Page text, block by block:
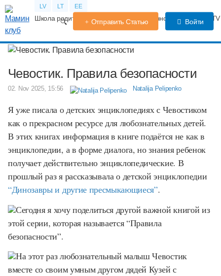
LV LT EE
Школа родителей Календарь беременности Форум
Отправить Статью Войти
Чевостик. Правила безопасности
02. Nov 2025, 15:56 Natalija Pelipenko
Я уже писала о детских энциклопедиях с Чевостиком
как о прекрасном ресурсе для любознательных детей.
В этих книгах информация в книге подаётся не как в
энциклопедии, а в форме диалога, но знания ребенок
получает действительно энциклопедические. В
прошлый раз я рассказывала о детской энциклопедии
“Динозавры и другие пресмыкающиеся”.
Сегодня я хочу поделиться другой важной книгой из
этой серии, которая называется “Правила
безопасности”.
На этот раз любознательный малыш Чевостик
вместе со своим умным другом дядей Кузей с